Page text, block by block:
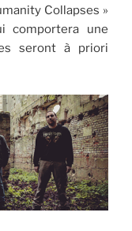
Collapses »
comportera une
seront à priori